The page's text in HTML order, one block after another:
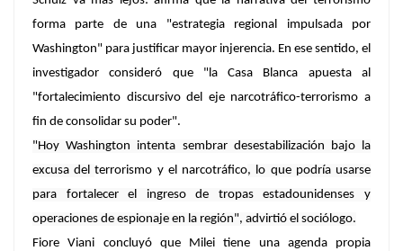
forma parte de una "estrategia regional impulsada por
Washington" para justificar mayor injerencia. En ese sentido, el
investigador consideró que "la Casa Blanca apuesta al
"fortalecimiento discursivo del eje narcotráfico-terrorismo a
fin de consolidar su poder".
"Hoy Washington intenta sembrar desestabilización bajo la
excusa delterrorismo y el narcotráfico, lo que podría usarse
para fortalecer el ingreso de tropas estadounidenses y
operaciones de espionaje en la región", advirtió el sociólogo.
Fiore Viani concluyó que Milei tiene una agenda propia